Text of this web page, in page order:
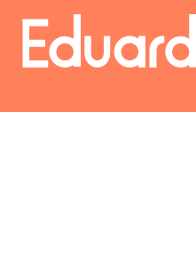
Overslaan
naar
gaan